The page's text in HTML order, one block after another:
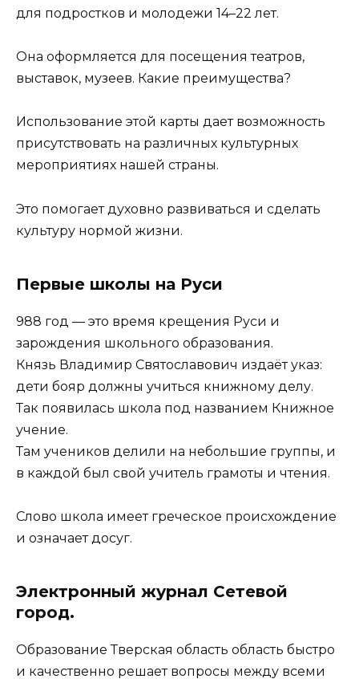
для подростков и молодежи 14–22 лет.
Она оформляется для посещения театров,
выставок, музеев. Какие преимущества?
Использование этой карты дает возможность
присутствовать на различных культурных
мероприятиях нашей страны.
Это помогает духовно развиваться и сделать
культуру нормой жизни.
Первые школы на Руси
988 год — это время крещения Руси и
зарождения школьного образования.
Князь Владимир Святославович издаёт указ:
дети бояр должны учиться книжному делу.
Так появилась школа под названием Книжное
учение.
Там учеников делили на небольшие группы, и
в каждой был свой учитель грамоты и чтения.
Слово школа имеет греческое происхождение
и означает досуг.
Электронный журнал Сетевой
город.
Образование Тверская область область быстро
и качественно решает вопросы между всеми